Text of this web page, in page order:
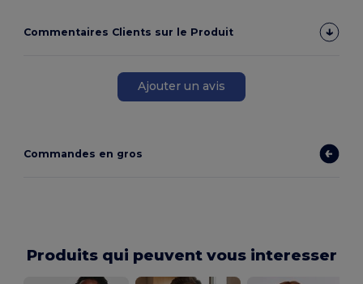
Commentaires Clients sur le Produit
Ajouter un avis
Commandes en gros
Produits qui peuvent vous interesser